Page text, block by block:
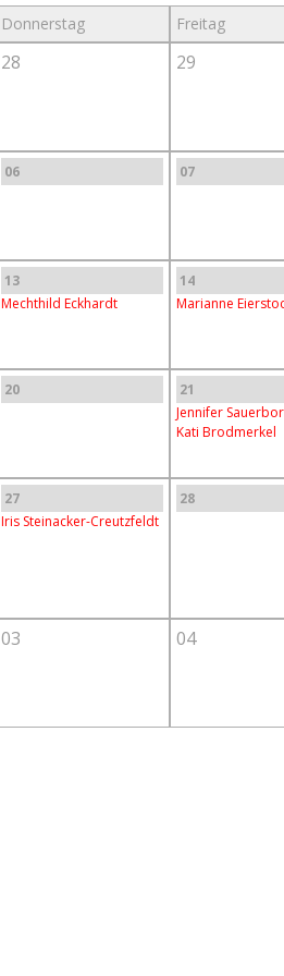
Donnerstag Freitag
28 29
06 07
13
Mechthild Eckhardt
14
Marianne
20
21
Jennifer
Kati Brodmerkel
27
Iris Steinacker-Creutzfeldt
28
03 04